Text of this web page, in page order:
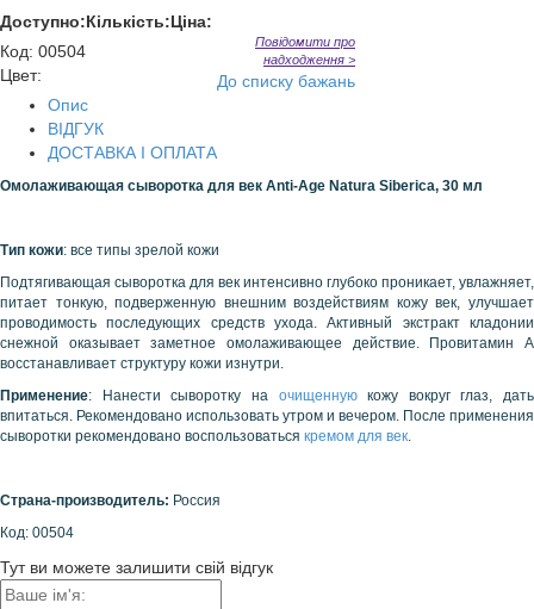
Доступно:Кількість:Ціна:
Код: 00504
Цвет:
Повідомити про
надходження >
До списку бажань
Опис
ВІДГУК
ДОСТАВКА І ОПЛАТА
Омолаживающая сыворотка для век Anti-Age Natura Siberica, 30 мл
Тип кожи: все типы зрелой кожи
Подтягивающая сыворотка для век интенсивно глубоко проникает, увлажняет,
питает тонкую, подверженную внешним воздействиям кожу век, улучшает
проводимость последующих средств ухода. Активный экстракт кладонии
снежной оказывает заметное омолаживающее действие. Провитамин А
восстанавливает структуру кожи изнутри.
Применение: Нанести сыворотку на очищеннуюкожу вокруг глаз, дать
впитаться. Рекомендовано использовать утром и вечером. После применения
сыворотки рекомендовано воспользоваться кремом для век.
Страна-производитель: Россия
Код: 00504
Тут ви можете залишити свій відгук